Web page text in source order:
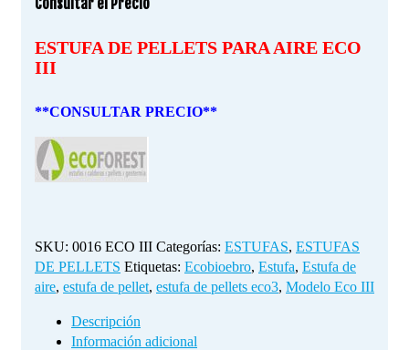
ESTUFA DE PELLETS PARA AIRE ECO
III
**CONSULTAR PRECIO**
SKU: 0016 ECO III Categorías: ESTUFAS, ESTUFAS
DE PELLETS Etiquetas: Ecobioebro, Estufa, Estufa de
aire, estufa de pellet, estufa de pellets eco3, Modelo Eco III
Descripción
Información adicional